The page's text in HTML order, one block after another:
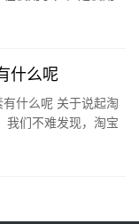
什么呢
什么呢 关于说起淘
我们不难发现，淘宝